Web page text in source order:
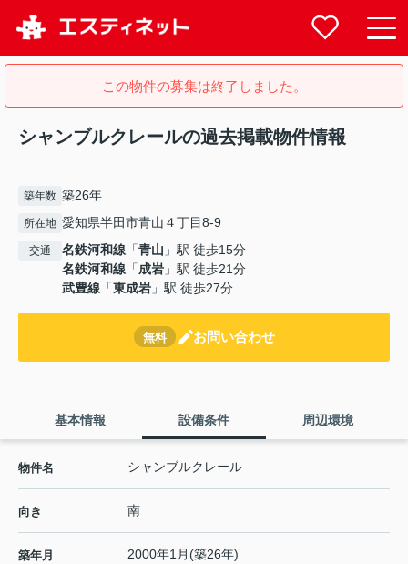
この物件の募集は終了しました。
シャンブルクレールの過去掲載物件情報
築年数 築26年
所在地 愛知県半田市青山４丁目8-9
交通 名鉄河和線 「青山 」駅 徒歩15分
名鉄河和線 「成岩 」駅 徒歩21分
武豊線 「東成岩 」駅 徒歩27分
無料 お問い合わせ
基本情報 設備条件 周辺環境
物件名 シャンブルクレール
向き 南
築年月 2000年1月(築26年)